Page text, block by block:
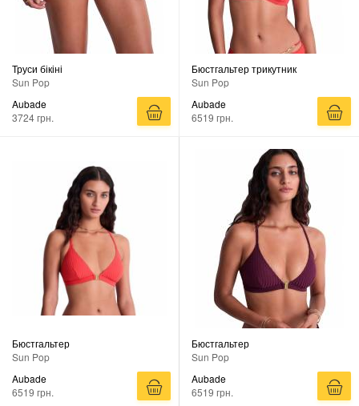
Труси бікіні
Sun Pop
Aubade
3724 грн.
Бюстгальтер трикутник
Sun Pop
Aubade
6519 грн.
Бюстгальтер
Sun Pop
Aubade
6519 грн.
Бюстгальтер
Sun Pop
Aubade
6519 грн.